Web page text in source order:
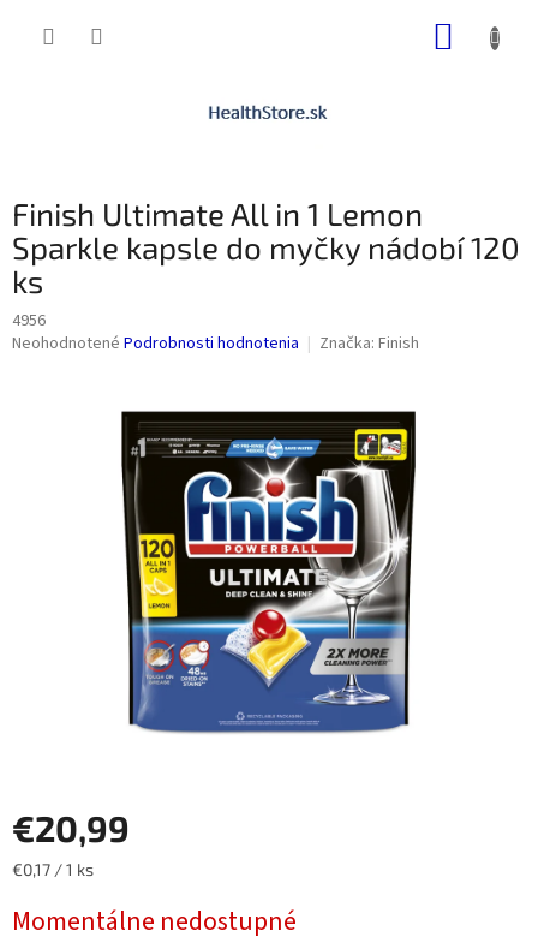
Finish Ultimate All in 1 Lemon
Sparkle kapsle do myčky nádobí 120
ks
4956
Priemerné
Neohodnotené Podrobnosti hodnotenia Značka: Finish
€20,99
Jednotková
€0,17 / 1 ks
Momentálne nedostupné